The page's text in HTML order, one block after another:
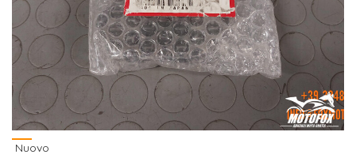
Nuovo